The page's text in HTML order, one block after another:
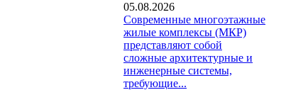
05.08.2026
Современные многоэтажные
жилые комплексы (МКР)
представляют собой
сложные архитектурные и
инженерные системы,
требующие...